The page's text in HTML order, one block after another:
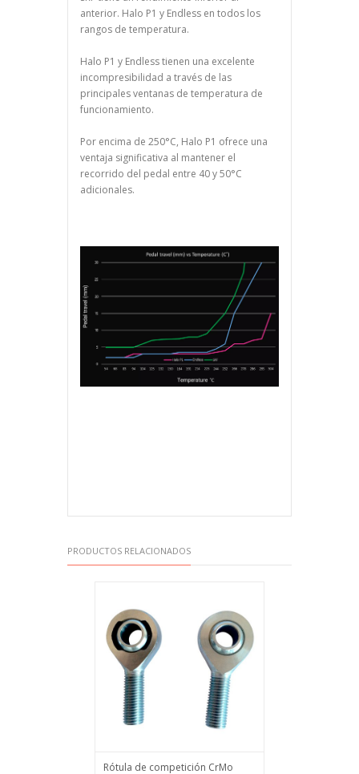
anterior. Halo P1 y Endless en todos los
rangos de temperatura.
Halo P1 y Endless tienen una excelente
incompresibilidad a través de las
principales ventanas de temperatura de
funcionamiento.
Por encima de 250°C, Halo P1 ofrece una
ventaja significativa al mantener el
recorrido del pedal entre 40 y 50°C
adicionales.
PRODUCTOS RELACIONADOS
Rótula de competición CrMo